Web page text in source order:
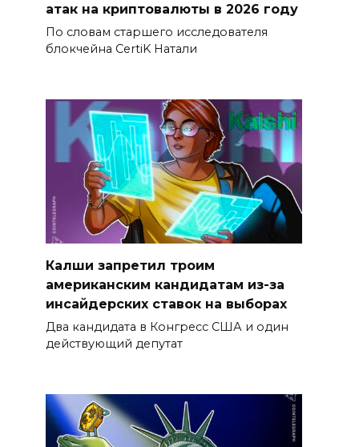
атак на криптовалюты в 2026 году
По словам старшего исследователя
блокчейна CertiK Натали
Калши запретил троим
американским кандидатам из-за
инсайдерских ставок на выборах
Два кандидата в Конгресс США и один
действующий депутат